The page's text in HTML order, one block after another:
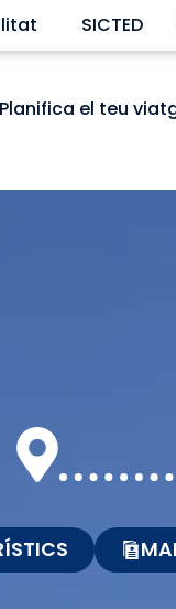
SICTED
Planifica el teu